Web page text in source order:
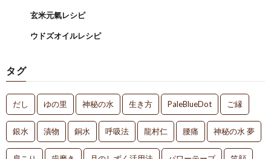
玄米元氣レシピ
ウドズオイルレシピ
タグ
だし ゆの里 神秘の水 生き方 PaleBlueDot ご縁
銀水 漬物 銅水 呼吸法 龍村仁 腰痛 神秘の水 夢